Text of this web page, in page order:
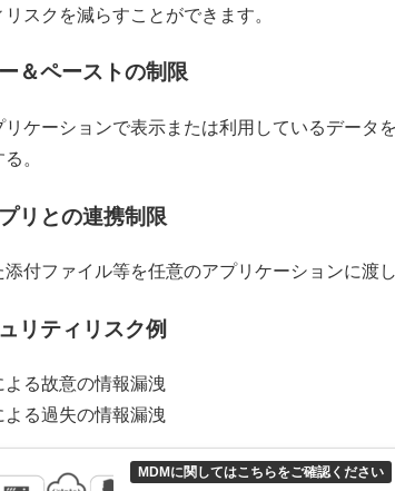
リスクを減らすことができます。
＆ペーストの制限
リケーションで表示または利用しているデータ
。
リとの連携制限
添付ファイル等を任意のアプリケーションに渡
リティリスク例
よる故意の情報漏洩
よる過失の情報漏洩
MDMに関してはこちらをご確認ください